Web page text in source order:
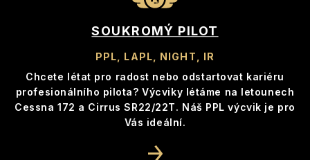
SOUKROMÝ PILOT
PPL, LAPL, NIGHT, IR
Chcete létat pro radost nebo odstartovat kariéru
profesionálního pilota? Výcviky létáme na letounech
Cessna 172 a Cirrus SR22/22T. Náš PPL výcvik je pro
Vás ideální.